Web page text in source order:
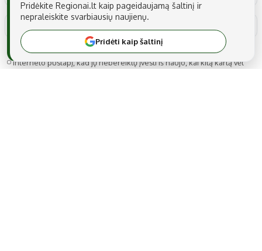
Noriu savo interneto naršyklėje išsaugoti vardą, el. pašto adresą ir
interneto puslapį, kad jų nebereiktų įvesti iš naujo, kai kitą kartą vėl
Pridėkite Regionai.lt kaip pageidaujamą šaltinį ir
nepraleiskite svarbiausių naujienų.
Pridėti kaip šaltinį